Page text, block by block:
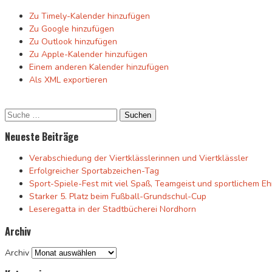
Zu Timely-Kalender hinzufügen
Zu Google hinzufügen
Zu Outlook hinzufügen
Zu Apple-Kalender hinzufügen
Einem anderen Kalender hinzufügen
Als XML exportieren
Neueste Beiträge
Verabschiedung der Viertklässlerinnen und Viertklässler
Erfolgreicher Sportabzeichen-Tag
Sport-Spiele-Fest mit viel Spaß, Teamgeist und sportlichem
Starker 5. Platz beim Fußball-Grundschul-Cup
Leseregatta in der Stadtbücherei Nordhorn
Archiv
Archiv